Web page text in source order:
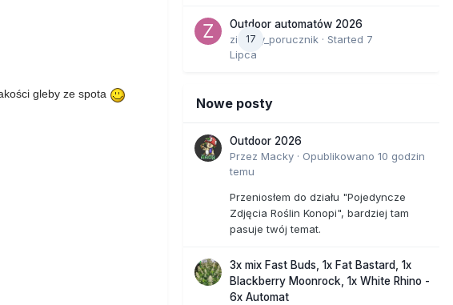
gleby ze spota
17
Outdoor automatów 2026
zielony_porucznik · Started 7
Lipca
Nowe posty
Outdoor 2026
Przez Macky · Opublikowano 10 godzin
temu
Przeniosłem do działu "Pojedyncze
Zdjęcia Roślin Konopi", bardziej tam
pasuje twój temat.
3x mix Fast Buds, 1x Fat Bastard, 1x
Blackberry Moonrock, 1x White Rhino -
6x Automat